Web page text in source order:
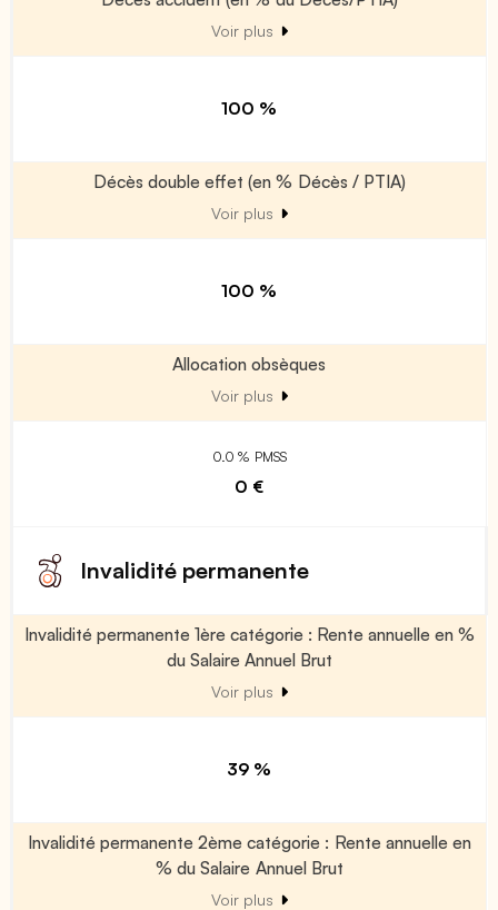
Voir plus
100 %
Décès double effet (en % Décès / PTIA)
Voir plus
100 %
Allocation obsèques
Voir plus
0.0 % PMSS
0 €
Invalidité permanente
Invalidité permanente 1ère catégorie : Rente annuelle en %
du Salaire Annuel Brut
Voir plus
39 %
Invalidité permanente 2ème catégorie : Rente annuelle en
% du Salaire Annuel Brut
Voir plus